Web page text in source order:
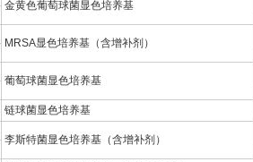
金黄色葡萄球菌显色培养基
MRSA显色培养基（含增补剂）
葡萄球菌显色培养基
链球菌显色培养基
李斯特菌显色培养基（含增补剂）